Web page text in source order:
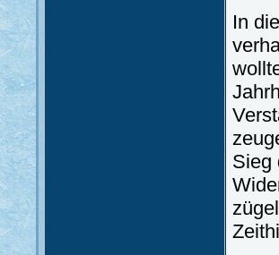
In
Sieg